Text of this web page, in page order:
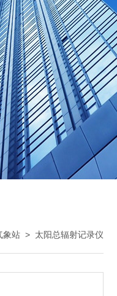
象站 > 太阳总辐射记录仪